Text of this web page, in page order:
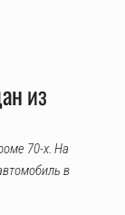
из
70-х. На
в